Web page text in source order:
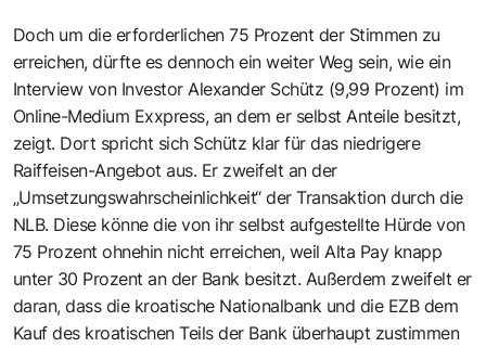
Doch um die erforderlichen 75 Prozent der Stimmen zu
erreichen, dürfte es dennoch ein weiter Weg sein, wie ein
Interview von Investor Alexander Schütz (9,99 Prozent) im
Online-Medium Exxpress, an dem er selbst Anteile besitzt,
zeigt. Dort spricht sich Schütz klar für das niedrigere
Raiffeisen-Angebot aus. Er zweifelt an der
„Umsetzungswahrscheinlichkeit“ der Transaktion durch die
NLB. Diese könne die von ihr selbst aufgestellte Hürde von
75 Prozent ohnehin nicht erreichen, weil Alta Pay knapp
unter 30 Prozent an der Bank besitzt. Außerdem zweifelt er
daran, dass die kroatische Nationalbank und die EZB dem
Kauf des kroatischen Teils der Bank überhaupt zustimmen